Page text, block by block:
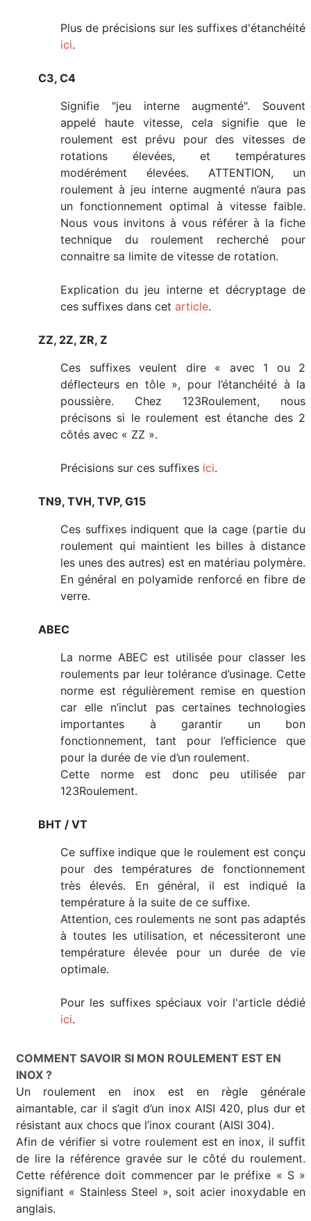
Plus de précisions sur les suffixes d'étanchéité
ici.
C3, C4
Signifie "jeu interne augmenté". Souvent
appelé haute vitesse, cela signifie que le
roulement est prévu pour des vitesses de
rotations élevées, et températures
modérément élevées. ATTENTION, un
roulement à jeu interne augmenté n’aura pas
un fonctionnement optimal à vitesse faible.
Nous vous invitons à vous référer à la fiche
technique du roulement recherché pour
connaitre sa limite de vitesse de rotation.
Explication du jeu interne et décryptage de
ces suffixes dans cet article.
ZZ, 2Z, ZR, Z
Ces suffixes veulent dire « avec 1 ou 2
déflecteurs en tôle », pour l’étanchéité à la
poussière. Chez 123Roulement, nous
précisons si le roulement est étanche des 2
côtés avec « ZZ ».
Précisions sur ces suffixes ici.
TN9, TVH, TVP, G15
Ces suffixes indiquent que la cage (partie du
roulement qui maintient les billes à distance
les unes des autres) est en matériau polymère.
En général en polyamide renforcé en fibre de
verre.
ABEC
La norme ABEC est utilisée pour classer les
roulements par leur tolérance d’usinage. Cette
norme est régulièrement remise en question
car elle n’inclut pas certaines technologies
importantes à garantir un bon
fonctionnement, tant pour l’efficience que
pour la durée de vie d’un roulement.
Cette norme est donc peu utilisée par
123Roulement.
BHT / VT
Ce suffixe indique que le roulement est conçu
pour des températures de fonctionnement
très élevés. En général, il est indiqué la
température à la suite de ce suffixe.
Attention, ces roulements ne sont pas adaptés
à toutes les utilisation, et nécessiteront une
température élevée pour un durée de vie
optimale.
Pour les suffixes spéciaux voir l'article dédié
ici.
COMMENT SAVOIR SI MON ROULEMENT EST EN
INOX ?
Un roulement en inox est en règle générale
aimantable, car il s’agit d’un inox AISI 420, plus dur et
résistant aux chocs que l’inox courant (AISI 304).
Afin de vérifier si votre roulement est en inox, il suffit
de lire la référence gravée sur le côté du roulement.
Cette référence doit commencer par le préfixe « S »
signifiant « Stainless Steel », soit acier inoxydable en
anglais.